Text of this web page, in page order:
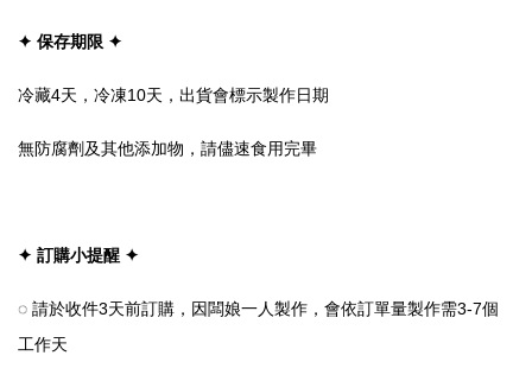
✦ 保存期限 ✦
冷藏4天，冷凍10天，出貨會標示製作日期
無防腐劑及其他添加物，請儘速食用完畢
✦ 訂購小提醒 ✦
◌ 請於收件3天前訂購，因闆娘一人製作，會依訂單量製作需3-7個
工作天